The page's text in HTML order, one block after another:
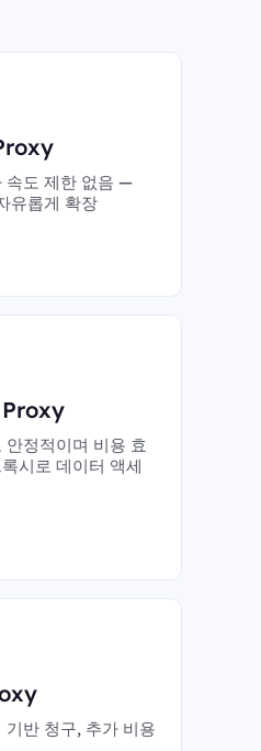
속도 제한 없음 —
유롭게 확장
정적이며 비용 효
시로 데이터 액세
반 청구, 추가 비용